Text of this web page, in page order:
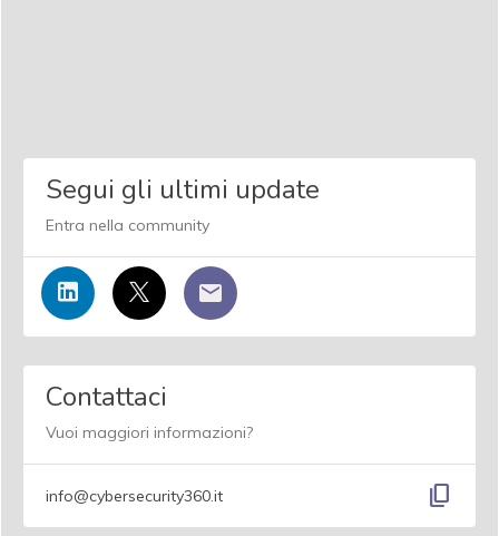
Segui gli ultimi update
Entra nella community
Contattaci
Vuoi maggiori informazioni?
info@cybersecurity360.it content_copy